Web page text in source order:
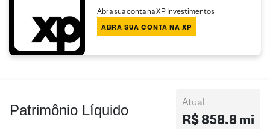
Abra sua conta na XP Investimentos
ABRA SUA CONTA NA XP
Patrimônio Líquido Atual
R$ 858.8 mi